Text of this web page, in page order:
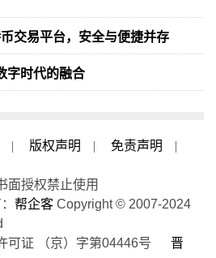
交易平台，安全与便捷并存
字时代的融合
| 版权声明 | 免责声明
|
面授权禁止使用
帮企客 Copyright © 2007-2024
可证 （京）字第04446号 晋